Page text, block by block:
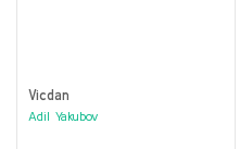
Vicdan
Adil Yakubov